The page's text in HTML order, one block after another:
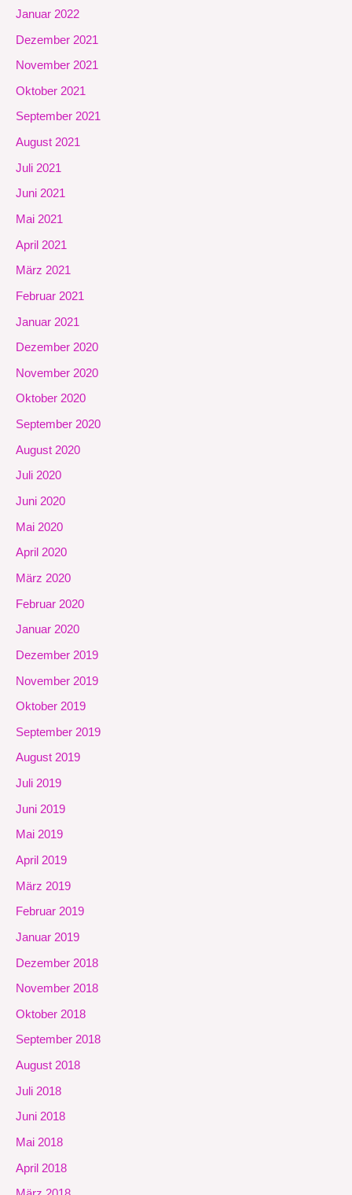
Januar 2022
Dezember 2021
November 2021
Oktober 2021
September 2021
August 2021
Juli 2021
Juni 2021
Mai 2021
April 2021
März 2021
Februar 2021
Januar 2021
Dezember 2020
November 2020
Oktober 2020
September 2020
August 2020
Juli 2020
Juni 2020
Mai 2020
April 2020
März 2020
Februar 2020
Januar 2020
Dezember 2019
November 2019
Oktober 2019
September 2019
August 2019
Juli 2019
Juni 2019
Mai 2019
April 2019
März 2019
Februar 2019
Januar 2019
Dezember 2018
November 2018
Oktober 2018
September 2018
August 2018
Juli 2018
Juni 2018
Mai 2018
April 2018